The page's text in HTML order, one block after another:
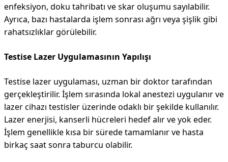
enfeksiyon, doku tahribatı ve skar oluşumu sayılabilir.
Ayrıca, bazı hastalarda işlem sonrası ağrı veya şişlik gibi
rahatsızlıklar görülebilir.
Testise Lazer Uygulamasının Yapılışı
Testise lazer uygulaması, uzman bir doktor tarafından
gerçekleştirilir. İşlem sırasında lokal anestezi uygulanır ve
lazer cihazı testisler üzerinde odaklı bir şekilde kullanılır.
Lazer enerjisi, kanserli hücreleri hedef alır ve yok eder.
İşlem genellikle kısa bir sürede tamamlanır ve hasta
birkaç saat sonra taburcu olabilir.